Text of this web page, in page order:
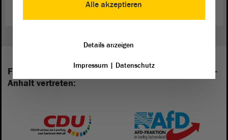
Folgende Fraktionen sind im Landtag von Sachsen-
Anhalt vertreten:
Alle akzeptieren
Details anzeigen
Impressum| Datenschutz